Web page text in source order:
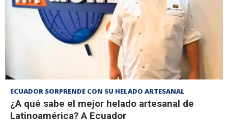
ECUADOR SORPRENDE CON SU HELADO ARTESANAL
¿A qué sabe el mejor helado artesanal de
Latinoamérica? A Ecuador